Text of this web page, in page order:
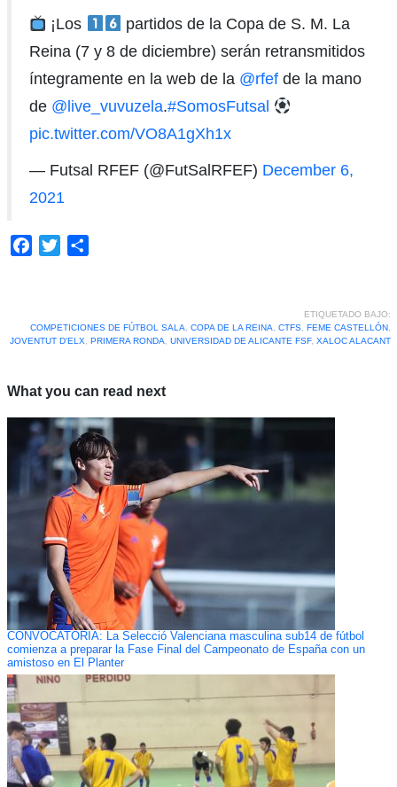
¡Los
partidos de la Copa de S. M. La
Reina (7 y 8 de diciembre) serán retransmitidos
íntegramente en la web de la @rfefde la mano
de @live_vuvuzela.#SomosFutsal
pic.twitter.com/VO8A1gXh1x
— Futsal RFEF (@FutSalRFEF) December 6,
2021
Facebook
Twitter
ETIQUETADO BAJO:
COMPETICIONES DE FÚTBOL SALA
COPA DE LA REINA CTFS, FEME CASTELLÓN,
JOVENTUT D'ELX
PRIMERA RONDA UNIVERSIDAD DE ALICANTE FSF, XALOC ALACANT
What you can read next
CONVOCATORIA: La Selecció Valenciana masculina sub14 de fútbol
comienza a preparar la Fase Final del Campeonato de España con un
amistoso en El Planter